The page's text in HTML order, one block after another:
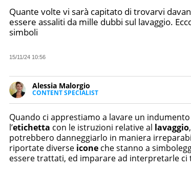
Quante volte vi sarà capitato di trovarvi
essere assaliti da mille dubbi sul lavaggio.
simboli
15/11/24 10:56
Alessia Malorgio
CONTENT SPECIALIST
Ha conseguito un Master in Marketing
di strategie marketing attraverso canali
Quando ci apprestiamo a lavare un
l’etichetta con le istruzioni relative al lavaggio
potrebbero danneggiarlo in maniera
riportate diverse icone che stanno a
essere trattati, ed imparare ad interpretarle